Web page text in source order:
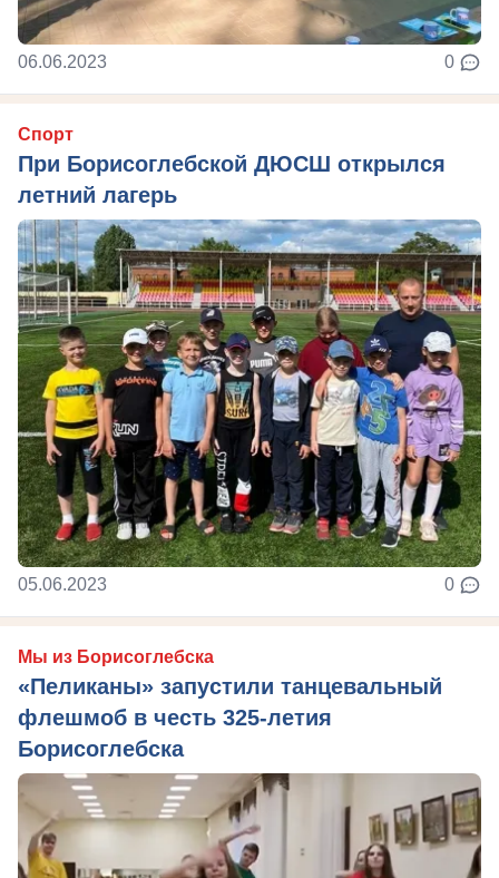
06.06.2023 0
Спорт
При Борисоглебской ДЮСШ открылся
летний лагерь
05.06.2023 0
Мы из Борисоглебска
«Пеликаны» запустили танцевальный
флешмоб в честь 325-летия
Борисоглебска